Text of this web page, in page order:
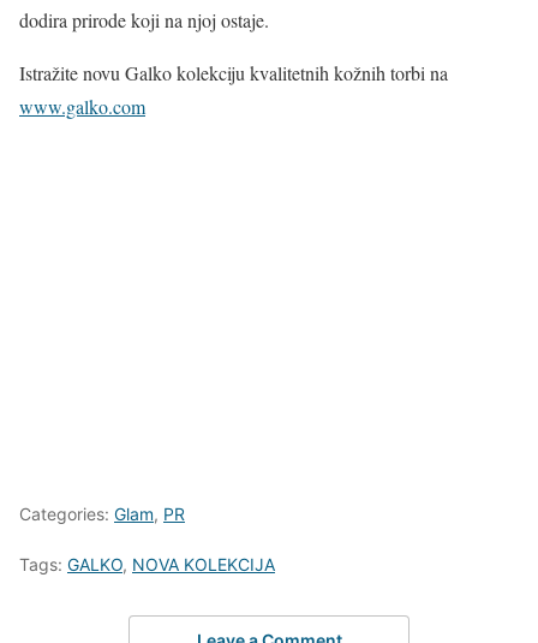
dodira prirode koji na njoj ostaje.
Istražite novu Galko kolekciju kvalitetnih kožnih torbi na
www.galko.com
Categories: Glam, PR
Tags: GALKO, NOVA KOLEKCIJA